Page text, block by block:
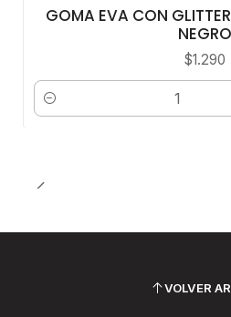
GOMA EVA CON
NEGRO
$1.290
Cantidad
VOLVER